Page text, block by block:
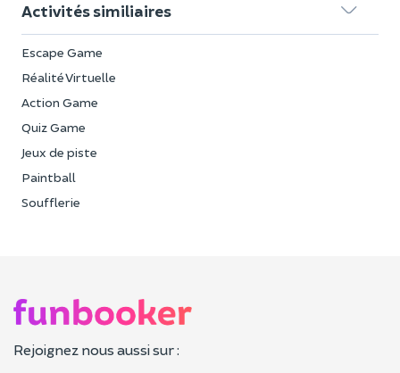
Activités similiaires
Escape Game
Réalité Virtuelle
Action Game
Quiz Game
Jeux de piste
Paintball
Soufflerie
Rejoignez nous aussi sur :